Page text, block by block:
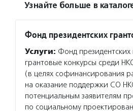
Узнайте больше в
Фонд президентских
Услуги: Фонд
грантовые конкурсы среди
(в целях софинансирования
на оказание поддержки СО
потенциальным заявителям
по социальному